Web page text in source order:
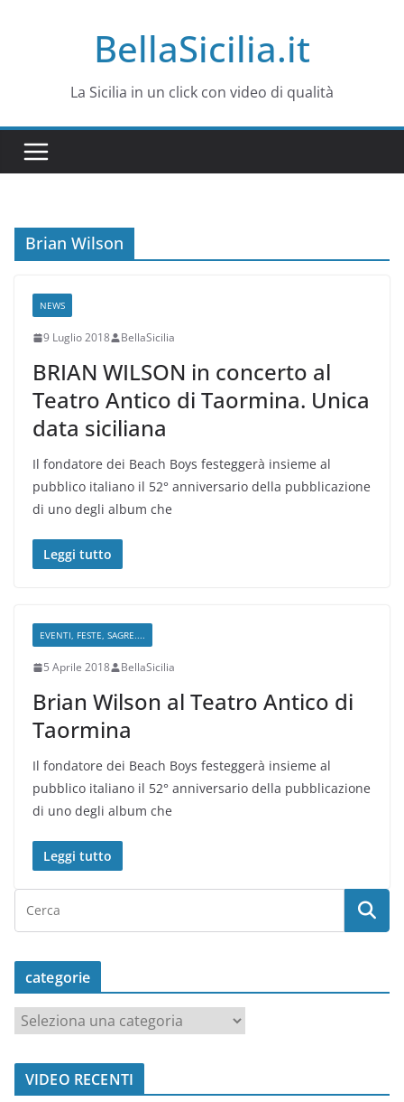
BellaSicilia.it
La Sicilia in un click con video di qualità
Brian Wilson
NEWS
9 Luglio 2018 BellaSicilia
BRIAN WILSON in concerto al
Teatro Antico di Taormina. Unica
data siciliana
Il fondatore dei Beach Boys festeggerà insieme al
pubblico italiano il 52° anniversario della pubblicazione
di uno degli album che
Leggi tutto
EVENTI, FESTE, SAGRE....
5 Aprile 2018 BellaSicilia
Brian Wilson al Teatro Antico di
Taormina
Il fondatore dei Beach Boys festeggerà insieme al
pubblico italiano il 52° anniversario della pubblicazione
di uno degli album che
Leggi tutto
categorie
a
t
VIDEO RECENTI